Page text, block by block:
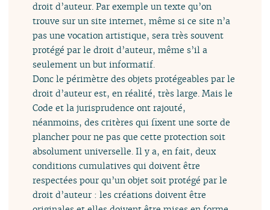
droit d’auteur. Par exemple un texte qu’on
trouve sur un site internet, même si ce site n’a
pas une vocation artistique, sera très souvent
protégé par le droit d’auteur, même s’il a
seulement un but informatif.
Donc le périmètre des objets protégeables par le
droit d’auteur est, en réalité, très large. Mais le
Code et la jurisprudence ont rajouté,
néanmoins, des critères qui fixent une sorte de
plancher pour ne pas que cette protection soit
absolument universelle. Il y a, en fait, deux
conditions cumulatives qui doivent être
respectées pour qu’un objet soit protégé par le
droit d’auteur : les créations doivent être